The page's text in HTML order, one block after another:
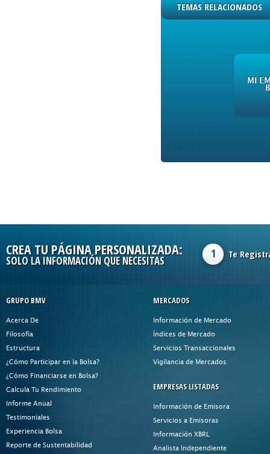
TEMAS RELACIONADOS
MI
CREA TU PÁGINA PERSONALIZADA:
SOLO LA INFORMACIÓN QUE NECESITAS
1 Te
GRUPO BMV
Acerca De
Filosofía
Estructura
¿Cómo Participar en la Bolsa?
¿Cómo Financiarse en Bolsa?
Calcula Tu Rendimiento
Informe Anual
Testimoniales
Experiencia Bolsa
Reporte de Sustentabilidad
MERCADOS
Información de Mercado
Índices de Mercado
Servicios Transaccionales
Vigilancia de Mercados
EMPRESAS LISTADAS
Información de Emisora
Servicios a Emisoras
Información XBRL
Analista Independiente